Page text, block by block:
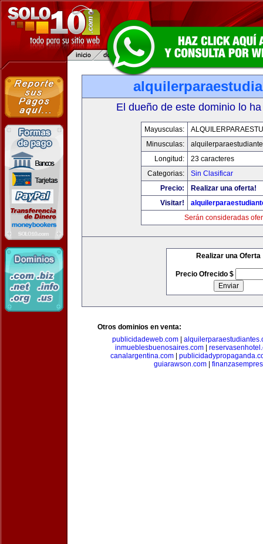
El dueño de este dominio lo
Mayusculas:
Minusculas:
Longitud:
23 caracteres
Categorias:
Sin Clasificar
Precio:
Realizar una oferta!
Visitar!
Serán consideradas
Realizar una Oferta
Precio Ofrecido $
Otros dominios en venta:
publicidadeweb.com|
inmueblesbuenosaires.com
canalargentina.com|
guiarawson.com|